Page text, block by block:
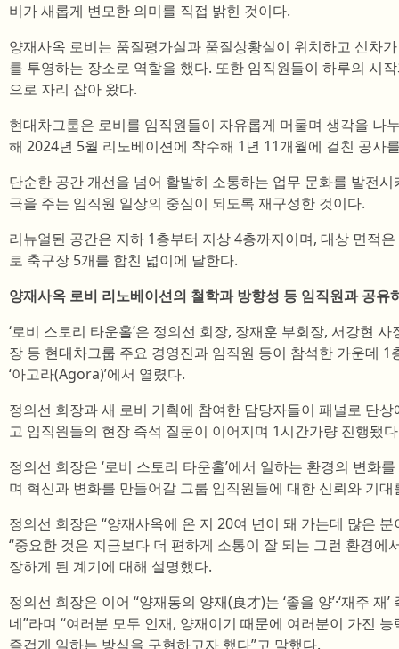
비가 새롭게 변모한 의미를 직접 밝힌 것이다.
양재사옥 로비는 품질평가실과 품질상황실이 위치하고 신차
를 투영하는 장소로 역할을 했다. 또한 임직원들이 하루의 시
으로 자리 잡아 왔다.
현대차그룹은 로비를 임직원들이 자유롭게 머물며 생각을 나
해 2024년 5월 리노베이션에 착수해 1년 11개월에 걸친 공사
단순한 공간 개선을 넘어 활발히 소통하는 업무 문화를 발전
극을 주는 임직원 일상의 중심이 되도록 재구성한 것이다.
리뉴얼된 공간은 지하 1층부터 지상 4층까지이며, 대상 면적
로 축구장 5개를 합친 넓이에 달한다.
양재사옥 로비 리노베이션의 철학과 방향성 등 임직원과 공유
‘로비 스토리 타운홀’은 정의선 회장, 장재훈 부회장, 서강현
장 등 현대차그룹 주요 경영진과 임직원 등이 참석한 가운데
‘아고라(Agora)’에서 열렸다.
정의선 회장과 새 로비 기획에 참여한 담당자들이 패널로 단
고 임직원들의 현장 즉석 질문이 이어지며 1시간가량 진행됐
정의선 회장은 ‘로비 스토리 타운홀’에서 일하는 환경의 변화
며 혁신과 변화를 만들어갈 그룹 임직원들에 대한 신뢰와 기대
정의선 회장은 “양재사옥에 온 지 20여 년이 돼 가는데 많은
“중요한 것은 지금보다 더 편하게 소통이 잘 되는 그런 환경에
장하게 된 계기에 대해 설명했다.
정의선 회장은 이어 “양재동의 양재(良才)는 ‘좋을 양’·‘재주
네”라며 “여러분 모두 인재, 양재이기 때문에 여러분이 가진
즐겁게 일하는 방식을 구현하고자 했다”고 말했다.